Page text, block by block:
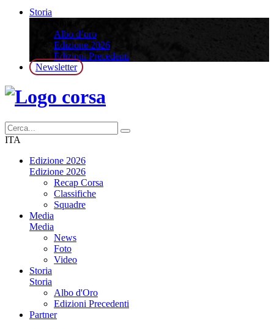
Storia
Albo d’oro
Edizione 2026
Edizioni Precedenti
Newsletter
ITA
Edizione 2026
Edizione 2026
Recap Corsa
Classifiche
Squadre
Media
Media
News
Foto
Video
Storia
Storia
Albo d'Oro
Edizioni Precedenti
Partner